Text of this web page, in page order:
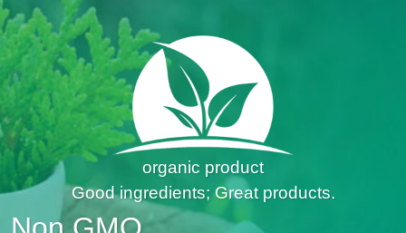
organic product
Good ingredients; Great products.